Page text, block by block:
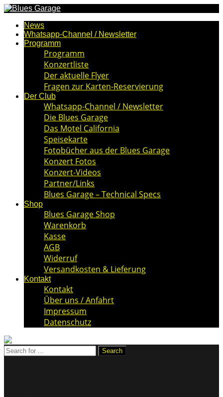
News
Whatsapp-Channel / Newsletter
Programm
Programm
Konzertliste
Der aktuelle Flyer
Fragen zur Karten-Reservierung
Der Club
Whatsapp-Channel / Newsletter
Die Blues Garage
Das Motel California
Speisekarte
Fotobücher aus der Blues Garage
Konzert Fotos
Konzert-Videos
Partner/Links
Blues Garage – Technical Specs
Shop
Blues Garage Shop
Warenkorb
Kasse
AGB
Widerruf
Versandkosten & Lieferung
Kontakt
Kontakt
Über uns / Anfahrt
Impressum
Datenschutz